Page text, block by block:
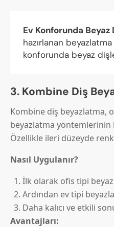
Ev Konforunda Beyaz
hazırlanan
konforunda beyaz
3. Kombine Diş
Kombine diş beyazlatma,
beyazlatma yöntemlerinin
Özellikle ileri düzeyde
Nasıl Uygulanır?
İlk olarak ofis tipi
Ardından ev tipi
Daha kalıcı ve etkili
Avantajları: